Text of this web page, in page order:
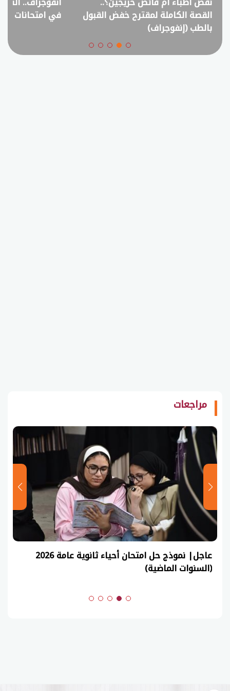
القصة الكاملة لمقترح خفض القبول
بالطب (إنفوجراف)
في امتحانات
مراجعات
عاجل| نموذج حل امتحان أحياء ثانوية عامة 2026
(السنوات الماضية)